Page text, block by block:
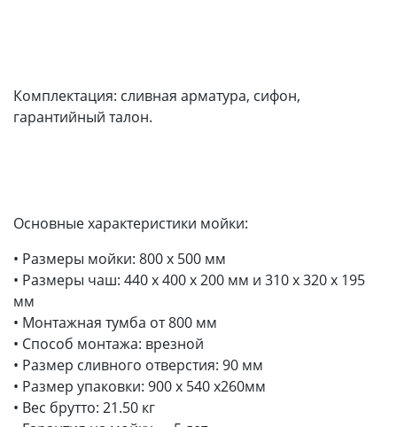
Комплектация: сливная арматура, сифон,
гарантийный талон.
Основные характеристики мойки:
• Размеры мойки: 800 x 500 мм
• Размеры чаш: 440 x 400 х 200 мм и 310 x 320 х 195
мм
• Монтажная тумба от 800 мм
• Способ монтажа: врезной
• Размер сливного отверстия: 90 мм
• Размер упаковки: 900 х 540 х260мм
• Вес брутто: 21.50 кг